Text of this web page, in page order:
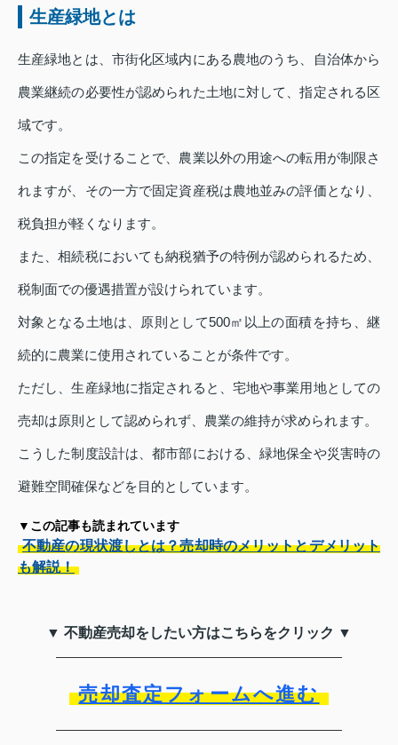
生産緑地とは
生産緑地とは、市街化区域内にある農地のうち、自治体から
農業継続の必要性が認められた土地に対して、指定される区
域です。
この指定を受けることで、農業以外の用途への転用が制限さ
れますが、その一方で固定資産税は農地並みの評価となり、
税負担が軽くなります。
また、相続税においても納税猶予の特例が認められるため、
税制面での優遇措置が設けられています。
対象となる土地は、原則として500㎡以上の面積を持ち、継
続的に農業に使用されていることが条件です。
ただし、生産緑地に指定されると、宅地や事業用地としての
売却は原則として認められず、農業の維持が求められます。
こうした制度設計は、都市部における、緑地保全や災害時の
避難空間確保などを目的としています。
▼この記事も読まれています
不動産の現状渡しとは？売却時のメリットとデメリット
も解説！
▼ 不動産売却をしたい方はこちらをクリック ▼
売却査定フォームへ進む